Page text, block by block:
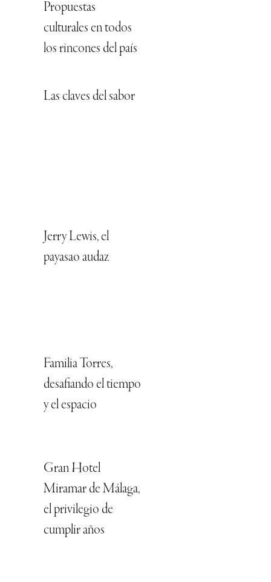
Propuestas
culturales en todos
los rincones del país
Las claves del sabor
Jerry Lewis, el
payasao audaz
Familia Torres,
desafiando el tiempo
y el espacio
Gran Hotel
Miramar de Málaga,
el privilegio de
cumplir años